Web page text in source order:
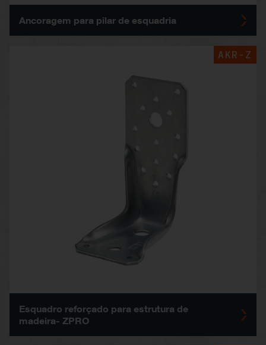
Ancoragem para pilar de esquadria
AKR-Z
Esquadro reforçado para estrutura de
madeira- ZPRO